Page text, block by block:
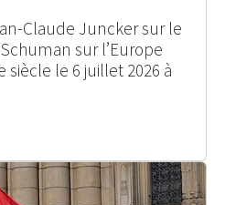
Claude Juncker sur le
sur l’Europe
siècle le 6 juillet 2026 à